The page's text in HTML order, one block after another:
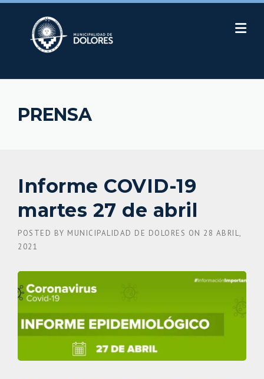
Skip
PRENSA
Informe COVID-19
martes 27 de abril
POSTED BY MUNICIPALIDAD DE DOLORES ON 28 ABRIL,
2021